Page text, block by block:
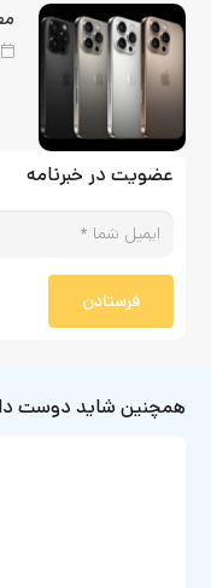
عضویت در خبرنامه
فرستادن
همچنین شاید دوست